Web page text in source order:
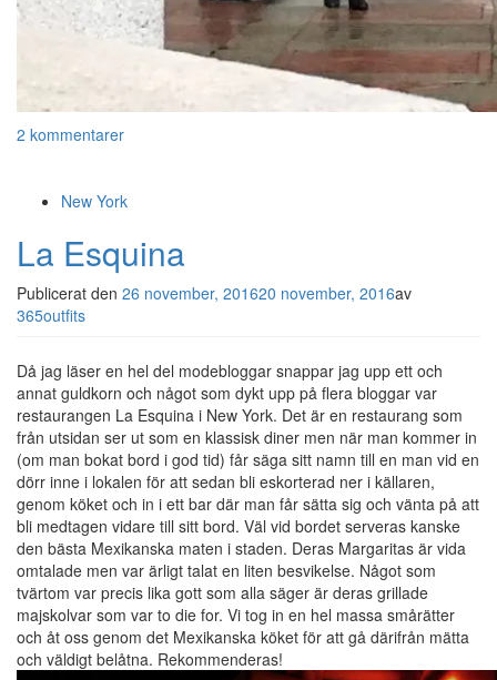
2 kommentarer
New York
La Esquina
Publicerat den 26 november, 201620 november, 2016av
365outfits
Då jag läser en hel del modebloggar snappar jag upp ett och
annat guldkorn och något som dykt upp på flera bloggar var
restaurangen La Esquina i New York. Det är en restaurang som
från utsidan ser ut som en klassisk diner men när man kommer in
(om man bokat bord i god tid) får säga sitt namn till en man vid en
dörr inne i lokalen för att sedan bli eskorterad ner i källaren,
genom köket och in i ett bar där man får sätta sig och vänta på att
bli medtagen vidare till sitt bord. Väl vid bordet serveras kanske
den bästa Mexikanska maten i staden. Deras Margaritas är vida
omtalade men var ärligt talat en liten besvikelse. Något som
tvärtom var precis lika gott som alla säger är deras grillade
majskolvar som var to die for. Vi tog in en hel massa smårätter
och åt oss genom det Mexikanska köket för att gå därifrån mätta
och väldigt belåtna. Rekommenderas!